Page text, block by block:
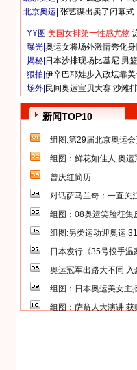
北京奥运 张艺谋出卖了闭幕式
YY图| 美国女排第一性感尤物
曝光| 奥运女将场外激情秀化
揭秘| 日本沙排现场比基尼 男
狠拍| 伊辛巴耶娃步入政坛靠美
场外| 民间奥运宝贝大赛 沙滩
新闻TOP10
组图:第29届北京奥运
组图：鲜花如佳人 奥运
曾庆红简历
对话萨马兰奇：一直关
组图：08奥运笑脸征集
组图:另类运动迎奥运
日本发行《35号投手
奥运冠军出路大不同
组图：日本奥运美女主
组图：萨翁人大演讲